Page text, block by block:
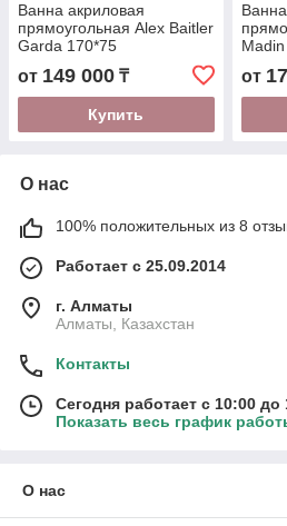
Ванна акриловая
прямоугольная Alex Baitler
Garda 170*75
от 149 000 ₸
Купить
от
О нас
100% положительных из 8
Работает с 25.09.2014
г. Алматы
Алматы, Казахстан
Контакты
Сегодня работает с 10:00 до
Показать весь график
О нас